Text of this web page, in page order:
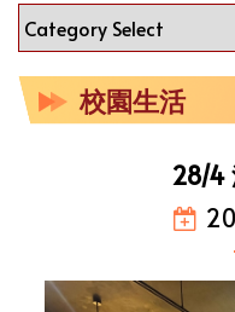
校園生活
28/4